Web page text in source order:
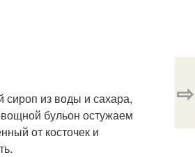
сироп из воды и сахара,
бульон остужаем
от косточек и
⇨